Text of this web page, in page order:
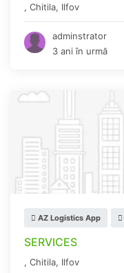
, Chitila, Ilfov
adminstrator
3 ani în urmă
AZ Logistics App
SERVICES
, Chitila, Ilfov